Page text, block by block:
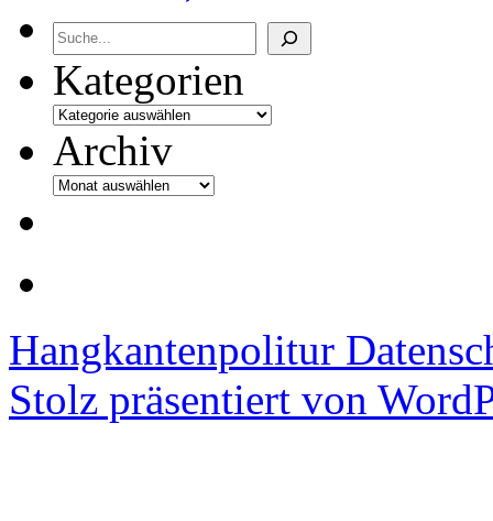
Archiv
Kategorien
Archiv
Hangkantenpolitur
Stolz präsentiert von